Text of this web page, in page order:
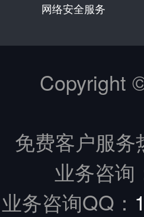
网络安全服务
Copyright
免费客户服务
业务咨
业务咨询QQ：